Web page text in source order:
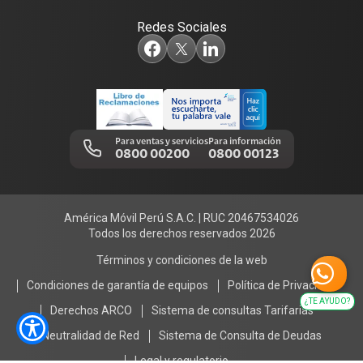
¿TE AYUDO?
Comprobantes electrónicos
Llamada por llamada
Adquirientes iPhone 6, 6S y SE
Trabajos de mantenimiento
Centro de Prensa
Portal de denuncias
Redes Sociales
Para ventas y servicios
0800 00200
Para información
0800 00123
América Móvil Perú S.A.C. | RUC 20467534026
Todos los derechos reservados 2026
Términos y condiciones de la web
Condiciones de garantía de equipos
Política de Privacidad
Derechos ARCO
Sistema de consultas Tarifarias
Neutralidad de Red
Sistema de Consulta de Deudas